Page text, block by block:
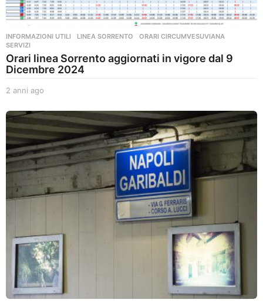
INFORMAZIONI UTILI ,LINEA SORRENTO ,ORARI CIRCUMVESUVIANA
SERVIZI
Orari linea Sorrento aggiornati in vigore dal 9
Dicembre 2024
2 anni ago
n
n
i
a
g
o